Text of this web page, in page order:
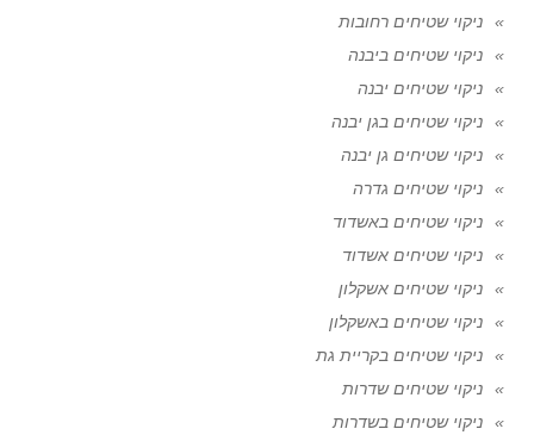
ניקוי שטיחים רחובות
ניקוי שטיחים ביבנה
ניקוי שטיחים יבנה
ניקוי שטיחים בגן יבנה
ניקוי שטיחים גן יבנה
ניקוי שטיחים גדרה
ניקוי שטיחים באשדוד
ניקוי שטיחים אשדוד
ניקוי שטיחים אשקלון
ניקוי שטיחים באשקלון
ניקוי שטיחים בקריית גת
ניקוי שטיחים שדרות
ניקוי שטיחים בשדרות